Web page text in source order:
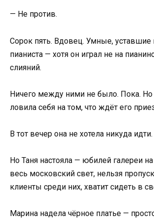
— Не против.
Сорок пять. Вдовец. Умные, уставшие
пианиста — хотя он играл не на
слияний.
Ничего между ними не было. Пока. Но
ловила себя на том, что ждёт его
В тот вечер она не хотела никуда идти.
Но Таня настояла — юбилей галереи
весь московский свет, нельзя
клиенты среди них, хватит сидеть в
Марина надела чёрное платье —